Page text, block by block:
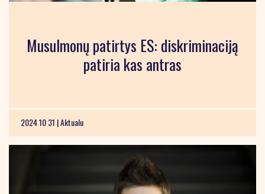
Musulmonų patirtys ES: diskriminaciją
patiria kas antras
2024 10 31 |Aktualu